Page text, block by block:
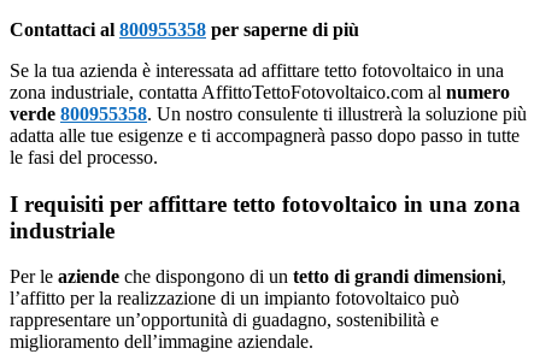
Contattaci al 800955358 per saperne di più
Se la tua azienda è interessata ad affittare tetto fotovoltaico in una
zona industriale, contatta AffittoTettoFotovoltaico.com al numero
verde 800955358. Un nostro consulente ti illustrerà la soluzione più
adatta alle tue esigenze e ti accompagnerà passo dopo passo in tutte
le fasi del processo.
I requisiti per affittare tetto fotovoltaico in una zona
industriale
Per le aziende che dispongono di un tetto di grandi dimensioni,
l’affitto per la realizzazione di un impianto fotovoltaico può
rappresentare un’opportunità di guadagno, sostenibilità e
miglioramento dell’immagine aziendale.